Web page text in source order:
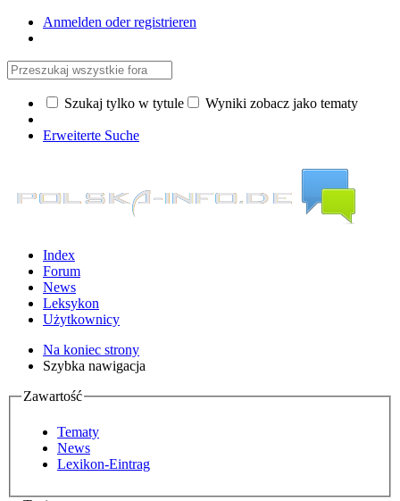
Anmelden oder registrieren
Szukaj tylko w tytule Wyniki zobacz jako tematy
Erweiterte Suche
Index
Forum
News
Leksykon
Użytkownicy
Na koniec strony
Szybka nawigacja
Zawartość
Tematy
News
Lexikon-Eintrag